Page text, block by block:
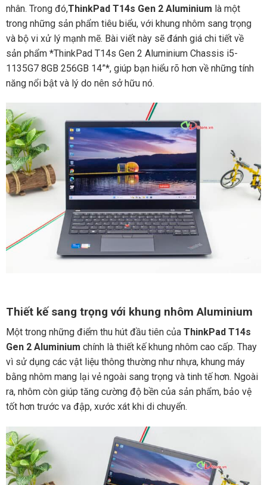
nhân. Trong đó,ThinkPad T14s Gen 2 Aluminium là một
trong những sản phẩm tiêu biểu, với khung nhôm sang trọng
và bộ vi xử lý mạnh mẽ. Bài viết này sẽ đánh giá chi tiết về
sản phẩm *ThinkPad T14s Gen 2 Aluminium Chassis i5-
1135G7 8GB 256GB 14”*, giúp bạn hiểu rõ hơn về những tính
năng nổi bật và lý do nên sở hữu nó.
Thiết kế sang trọng với khung nhôm Aluminium
Một trong những điểm thu hút đầu tiên của ThinkPad T14s
Gen 2 Aluminium chính là thiết kế khung nhôm cao cấp. Thay
vì sử dụng các vật liệu thông thường như nhựa, khung máy
bằng nhôm mang lại vẻ ngoài sang trọng và tinh tế hơn. Ngoài
ra, nhôm còn giúp tăng cường độ bền của sản phẩm, bảo vệ
tốt hơn trước va đập, xước xát khi di chuyển.